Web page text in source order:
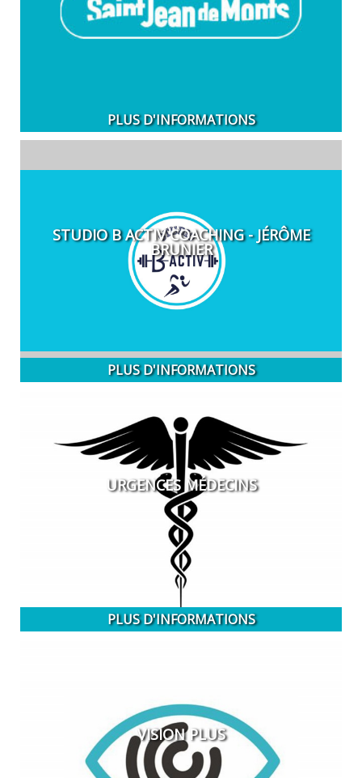
PLUS D'INFORMATIONS
STUDIO B ACTIV COACHING - JÉRÔME
BRUNIER
PLUS D'INFORMATIONS
URGENCES MÉDECINS
PLUS D'INFORMATIONS
VISION PLUS